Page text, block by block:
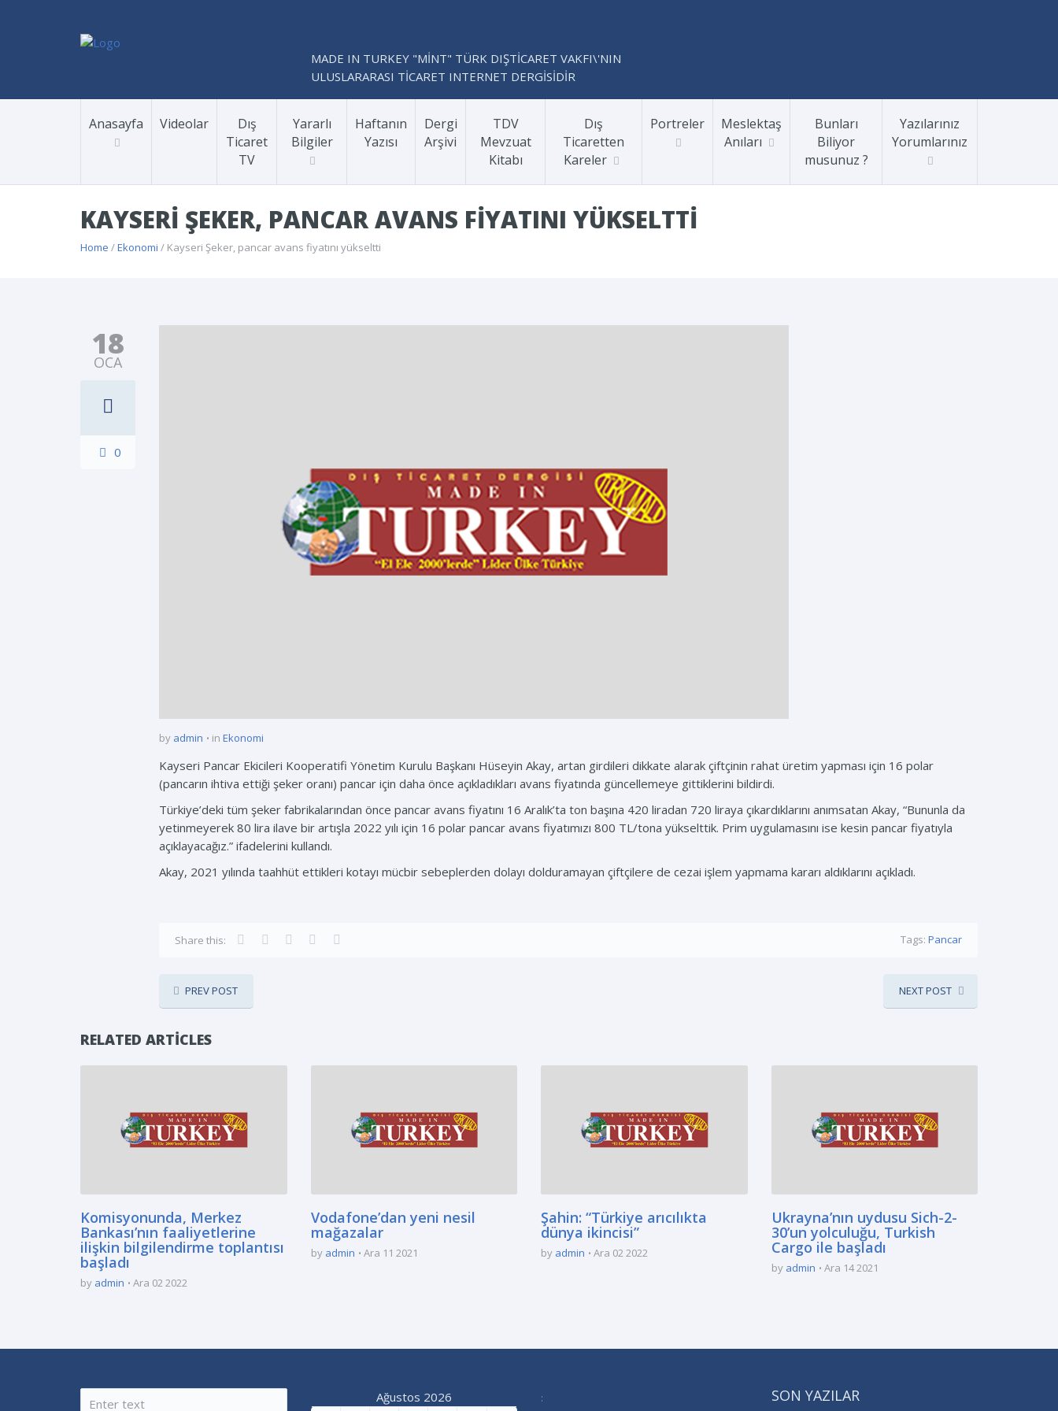
MADE IN TURKEY "MİNT" TÜRK DIŞTİCARET VAKFI\'NIN
ULUSLARARASI TİCARET INTERNET DERGİSİDİR
Anasayfa Videolar
Dış
Ticaret
TV
Yararlı
Bilgiler
Haftanın
Yazısı
Dergi
Arşivi
TDV
Mevzuat
Kitabı
Dış
Ticaretten
Kareler
Portreler
Meslektaş
Anıları
Bunları
Biliyor
musunuz ?
Yazılarınız
Yorumlarınız
KAYSERI ŞEKER, PANCAR AVANS FIYATINI YÜKSELTTI
Home /Ekonomi / Kayseri Şeker, pancar avans fiyatını yükseltti
18
OCA
0
by admin in Ekonomi
Kayseri Pancar Ekicileri Kooperatifi Yönetim Kurulu Başkanı Hüseyin Akay, artan girdileri dikkate alarak çiftçinin rahat üretim yapması için 16 polar
(pancarın ihtiva ettiği şeker oranı) pancar için daha önce açıkladıkları avans fiyatında güncellemeye gittiklerini bildirdi.
Türkiye’deki tüm şeker fabrikalarından önce pancar avans fiyatını 16 Aralık’ta ton başına 420 liradan 720 liraya çıkardıklarını anımsatan Akay, “Bununla da
yetinmeyerek 80 lira ilave bir artışla 2022 yılı için 16 polar pancar avans fiyatımızı 800 TL/tona yükselttik. Prim uygulamasını ise kesin pancar fiyatıyla
açıklayacağız.” ifadelerini kullandı.
Akay, 2021 yılında taahhüt ettikleri kotayı mücbir sebeplerden dolayı dolduramayan çiftçilere de cezai işlem yapmama kararı aldıklarını açıkladı.
Share this: Tags: Pancar
PREV POST NEXT POST
RELATED ARTICLES
Komisyonunda, Merkez
Bankası’nın faaliyetlerine
ilişkin bilgilendirme toplantısı
başladı
by admin Ara 02 2022
Vodafone’dan yeni nesil
mağazalar
by admin Ara 11 2021
Şahin: “Türkiye arıcılıkta
dünya ikincisi”
by admin Ara 02 2022
Ukrayna’nın uydusu Sich-2-
30’un yolculuğu, Turkish
Cargo ile başladı
by admin Ara 14 2021
Ağustos 2026
: SON YAZILAR